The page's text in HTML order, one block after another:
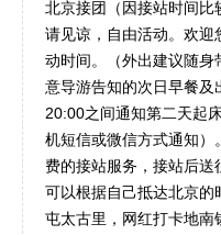
北京接团（因接站时间
请见谅，自由活动。欢
动时间。（外出建议随身
意导游告知的次日早餐
20:00之间通知第二天起
机短信或微信方式通知
费的接站服务，接站后
可以根据自己抵达北京的
屯太古里，网红打卡地